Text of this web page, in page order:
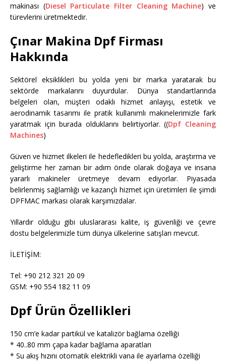
makinası (Diesel Particulate Filter Cleaning Machine) ve
türevlerini üretmektedir.
Çınar Makina Dpf Firması
Hakkında
Sektörel eksiklikleri bu yolda yeni bir marka yaratarak bu
sektörde markalarını duyurdular. Dünya standartlarında
belgeleri olan, müşteri odaklı hizmet anlayışı, estetik ve
aerodinamik tasarımı ile pratik kullanımlı makinelerimizle fark
yaratmak için burada olduklarını belirtiyorlar. ((Dpf Cleaning
Machines)
Güven ve hizmet ilkeleri ile hedefledikleri bu yolda, araştırma ve
geliştirme her zaman bir adım önde olarak doğaya ve insana
yararlı makineler üretmeye devam ediyorlar. Piyasada
belirlenmiş sağlamlığı ve kazançlı hizmet için üretimleri ile şimdi
DPFMAC markası olarak karşımızdalar.
Yıllardır olduğu gibi uluslararası kalite, iş güvenliği ve çevre
dostu belgelerimizle tüm dünya ülkelerine satışları mevcut.
İLETİŞİM:
Tel: +90 212 321 20 09
GSM: +90 554 182 11 09
Dpf Ürün Özellikleri
150 cm’e kadar partikül ve katalizör bağlama özelliği
* 40..80 mm çapa kadar bağlama aparatları
* Su akış hızını otomatik elektrikli vana ile ayarlama özelliği